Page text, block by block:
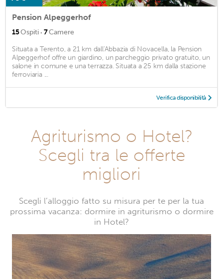
Pension Alpeggerhof
15Ospiti · 7Camere
Situata a Terento, a 21 km dall'Abbazia di Novacella, la Pension
Alpeggerhof offre un giardino, un parcheggio privato gratuito, un
salone in comune e una terrazza. Situata a 25 km dalla stazione
ferroviaria ...
Verifica disponibilità
Agriturismo o Hotel?
Scegli tra le offerte
migliori
Scegli l’alloggio fatto su misura per te per la tua
prossima vacanza: dormire in agriturismo o dormire
in Hotel?